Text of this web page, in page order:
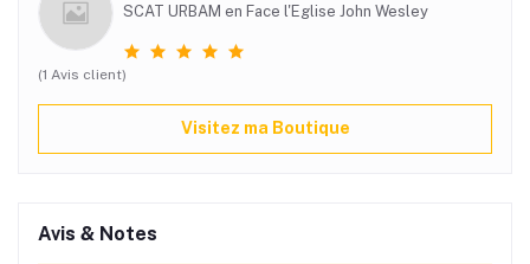
SCAT URBAM en Face l'Eglise John Wesley
(1 Avis client)
Visitez ma Boutique
Avis & Notes